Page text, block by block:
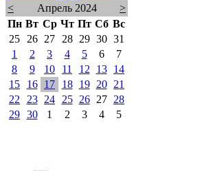
< Апрель 2024
>
Пн Вт Ср Чт Пт Сб Вс
25
26 27 28 29 30 31
1
2 3 4 5 6
7
8
9 10 11 12 13
14
15
16 17 18 19 20
21
22
23 24 25 26 27
28
29 30 1 2 3 4 5